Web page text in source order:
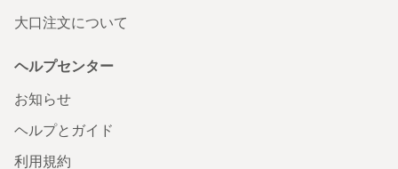
大口注文について
ヘルプセンター
お知らせ
ヘルプとガイド
利用規約